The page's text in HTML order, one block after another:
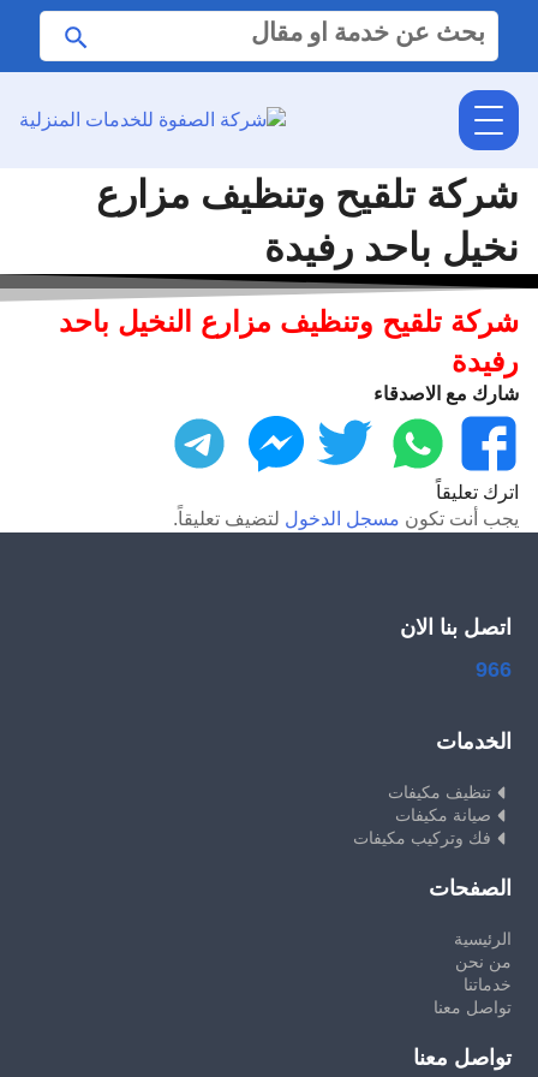
البحث
عن:
شركة تلقيح وتنظيف مزارع
نخيل باحد رفيدة
شركة تلقيح وتنظيف مزارع النخيل باحد
رفيدة
شارك مع الاصدقاء
فيسبوك
واتساب تويتر ماسنجر
اترك تعليقاً
يجب أنت تكون مسجل الدخول لتضيف تعليقاً.
اتصل بنا الان
966
الخدمات
تنظيف مكيفات
صيانة مكيفات
فك وتركيب مكيفات
الصفحات
الرئيسية
من نحن
خدماتنا
تواصل معنا
تواصل معنا